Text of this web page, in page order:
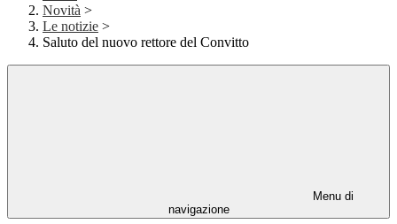
Novità >
Le notizie >
Saluto del nuovo rettore del Convitto
Menu di
navigazione